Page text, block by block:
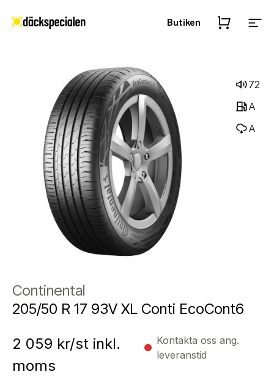
Butiken
72
A
A
Continental
205/50 R 17 93V XL Conti EcoCont6
2 059 kr/st inkl.
moms
Kontakta oss ang.
leveranstid